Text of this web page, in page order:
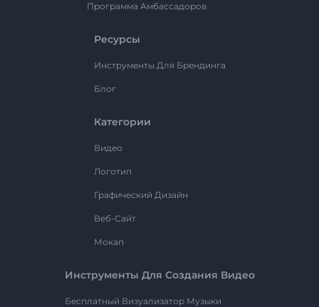
Программа Амбассадоров
Ресурсы
Инструменты Для Брендинга
Блог
Категории
Видео
Логотип
Графический Дизайн
Веб-Сайт
Мокап
Инструменты Для Создания Видео
Бесплатный Визуализатор Музыки